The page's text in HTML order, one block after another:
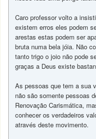
Caro professor volto a
existem erros eles podem
arestas estas podem ser
bruta numa bela jóia. Não
tanto trigo o joio não pode
graças a Deus existe
As pessoas que tem a sua
não são somente pessoas
Renovação Carismática,
conhecer os verdadeiros
através deste movimento.